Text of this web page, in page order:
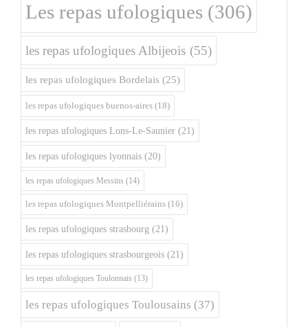
Les repas ufologiques (306)
les repas ufologiques Albijeois (55)
les repas ufologiques Bordelais (25)
les repas ufologiques buenos-aires (18)
les repas ufologiques Lons-Le-Saunier (21)
les repas ufologiques lyonnais (20)
les repas ufologiques Messins (14)
les repas ufologiques Montpelliérains (16)
les repas ufologiques strasbourg (21)
les repas ufologiques strasbourgeois (21)
les repas ufologiques Toulonnais (13)
les repas ufologiques Toulousains (37)